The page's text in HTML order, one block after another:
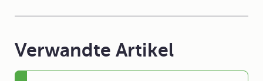
Verwandte Artikel